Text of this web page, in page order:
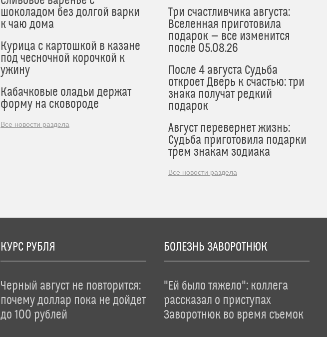
шоколадом без долгой варки
к чаю дома
Курица с картошкой в казане
под чесночной корочкой к
ужину
Кабачковые оладьи держат
форму на сковороде
Все новости раздела
Три счастливчика августа:
Вселенная приготовила
подарок — все изменится
после 05.08.26
После 4 августа Судьба
откроет Дверь к счастью: три
знака получат редкий
подарок
Август перевернет жизнь:
Судьба приготовила подарки
трем знакам зодиака
Все новости раздела
КУРС РУБЛЯ
Черный август не повторится:
почему доллар пока не дойдет
до 100 рублей
БОЛЕЗНЬ ЗАВОРОТНЮК
"Ей было тяжело": коллега
рассказал о приступах
Заворотнюк во время съемок